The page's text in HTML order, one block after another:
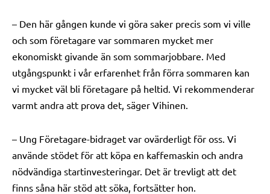
– Den här gången kunde vi göra saker precis som vi ville
och som företagare var sommaren mycket mer
ekonomiskt givande än som sommarjobbare. Med
utgångspunkt i vår erfarenhet från förra sommaren kan
vi mycket väl bli företagare på heltid. Vi rekommenderar
varmt andra att prova det, säger Vihinen.
– Ung Företagare-bidraget var ovärderligt för oss. Vi
använde stödet för att köpa en kaffemaskin och andra
nödvändiga startinvesteringar. Det är trevligt att det
finns såna här stöd att söka, fortsätter hon.